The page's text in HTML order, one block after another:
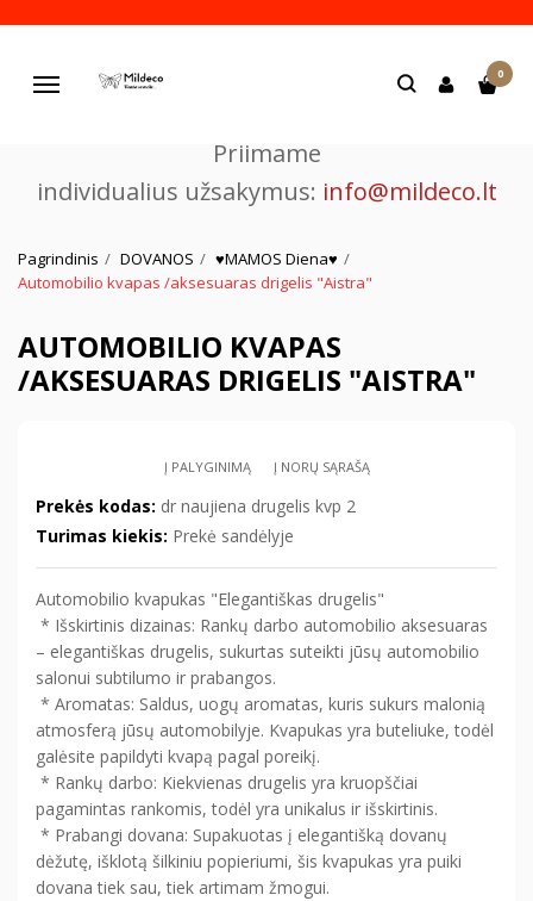
Navigacija
0
Priimame
individualius užsakymus: info@mildeco.lt
Pagrindinis DOVANOS
♥MAMOS Diena♥
Automobilio kvapas /aksesuaras drigelis "Aistra"
AUTOMOBILIO KVAPAS
/AKSESUARAS DRIGELIS "AISTRA"
Į PALYGINIMĄ Į NORŲ SĄRAŠĄ
Prekės kodas: dr naujiena drugelis kvp 2
Turimas kiekis: Prekė sandėlyje
Automobilio kvapukas "Elegantiškas drugelis"
* Išskirtinis dizainas: Rankų darbo automobilio aksesuaras
– elegantiškas drugelis, sukurtas suteikti jūsų automobilio
salonui subtilumo ir prabangos.
* Aromatas: Saldus, uogų aromatas, kuris sukurs malonią
atmosferą jūsų automobilyje. Kvapukas yra buteliuke, todėl
galėsite papildyti kvapą pagal poreikį.
* Rankų darbo: Kiekvienas drugelis yra kruopščiai
pagamintas rankomis, todėl yra unikalus ir išskirtinis.
* Prabangi dovana: Supakuotas į elegantišką dovanų
dėžutę, išklotą šilkiniu popieriumi, šis kvapukas yra puiki
dovana tiek sau, tiek artimam žmogui.